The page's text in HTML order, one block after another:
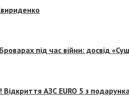
під час війни: досвід
АЗС EURO 5 з